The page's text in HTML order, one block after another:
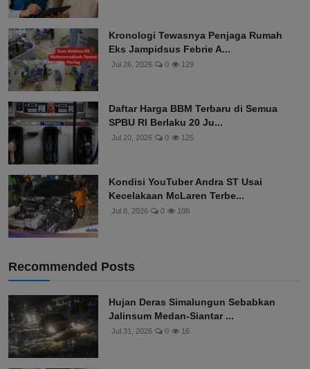
Kronologi Tewasnya Penjaga Rumah
Eks Jampidsus Febrie A...
Jul 26, 2026 0 129
Daftar Harga BBM Terbaru di Semua
SPBU RI Berlaku 20 Ju...
Jul 20, 2026 0 125
Kondisi YouTuber Andra ST Usai
Kecelakaan McLaren Terbe...
Jul 8, 2026 0 108
Recommended Posts
Hujan Deras Simalungun Sebabkan
Jalinsum Medan-Siantar ...
Jul 31, 2026 0 16